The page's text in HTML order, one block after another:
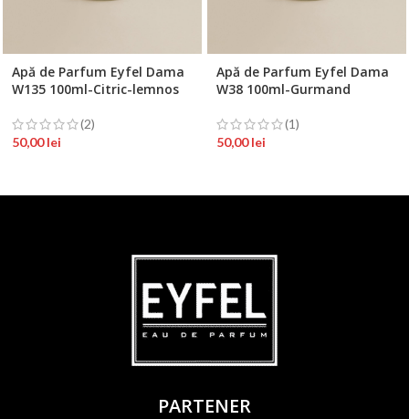
Apă de Parfum Eyfel Dama
W135 100ml-Citric-lemnos
(2)
50,00lei
Apă de Parfum Eyfel Dama
W38 100ml-Gurmand
(1)
50,00lei
PARTENER